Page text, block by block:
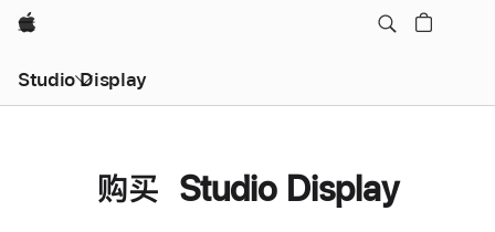
Apple
Studio Display
购买 Studio Display